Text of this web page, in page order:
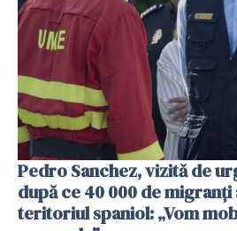
Pedro Sanchez, vizită de
după ce 40 000 de migranți
teritoriul spaniol: „Vom